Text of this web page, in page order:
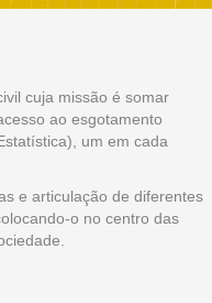
cuja missão é somar
ao esgotamento
um em cada
e articulação de diferentes
o no centro das